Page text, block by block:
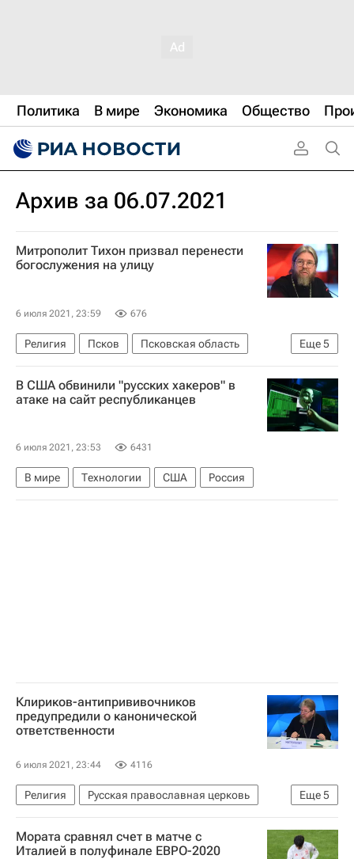
Политика В мире Экономика Общество
Архив за 06.07.2021
Митрополит Тихон призвал перенести
богослужения на улицу
6 июля 2021, 23:59 676
Еще5
Религия Псков
Псковская область
Русская православная церковь
Коронавирусы
Коронавирус COVID-19
Коронавирус в России
В США обвинили "русских хакеров" в
атаке на сайт республиканцев
6 июля 2021, 23:53 6431
В мире Технологии США Россия
Клириков-антипрививочников
предупредили о канонической
ответственности
6 июля 2021, 23:44 4116
Еще5
Религия
Русская православная церковь
Коронавирусы
Митрополит Тихон (Шевкунов)
Мората сравнял счет в матче с
Италией в полуфинале ЕВРО-2020